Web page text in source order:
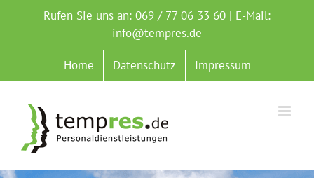
Rufen Sie uns an: 069 / 77 06 33 60 | E-Mail:
info@tempres.de
Home Datenschutz Impressum